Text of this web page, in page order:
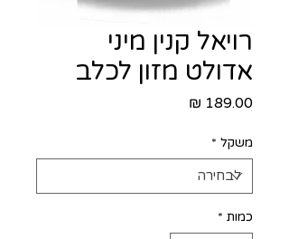
רויאל קנין מיני
אדולט מזון לכלב
משקל *
כמות *